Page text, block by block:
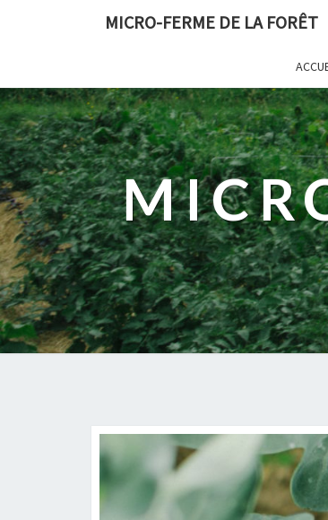
MICRO-FERME DE LA FORÊT